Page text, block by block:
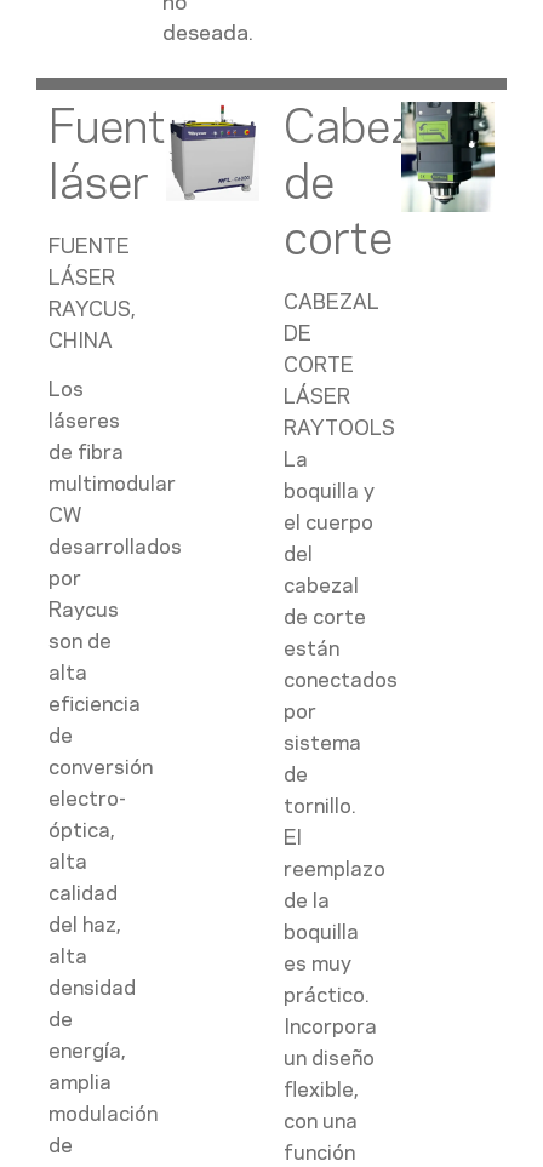
deseada.
Fuente
láser
FUENTE
LÁSER
RAYCUS,
CHINA
Los
láseres
de fibra
multimodular
CW
desarrollados
por
Raycus
son de
alta
eficiencia
de
conversión
electro-
óptica,
alta
calidad
del haz,
alta
densidad
de
energía,
amplia
modulación
de
Cabezal
de
corte
CABEZAL
DE
CORTE
LÁSER
RAYTOOLS
La
boquilla y
el cuerpo
del
cabezal
de corte
están
conectados
por
sistema
de
tornillo.
El
reemplazo
de la
boquilla
es muy
práctico.
Incorpora
un diseño
flexible,
con una
función